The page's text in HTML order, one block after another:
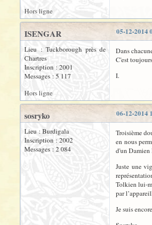
Hors ligne
05-12-2014
ISENGAR
Lieu : Tuckborough près de
Chartres
Inscription : 2001
Messages : 5 117
Dans
C'est
I.
Hors ligne
06-12-2014
sosryko
Lieu : Burdigala
Inscription : 2002
Messages : 2 084
Troisième
en nous
d'un
Juste une
Tolkien lui-
par
Je suis